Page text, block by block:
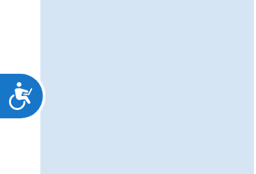
Προσιτότητα